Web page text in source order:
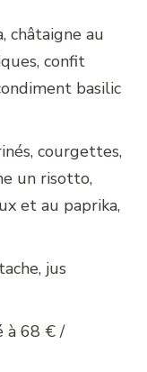
châtaigne au
confit
basilic
courgettes,
un risotto,
et au paprika,
jus
à 68 € /